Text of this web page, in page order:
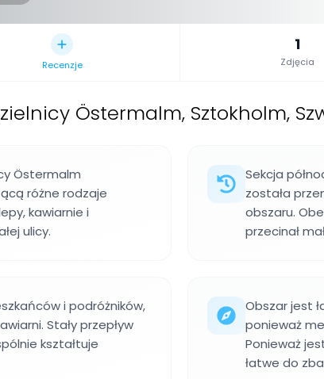
Recenzje
1
Zdjęcia
Östermalm, Sztokholm,
Östermalm
różne rodzaje
kawiarnie i
ulicy.
Sekcja
została
obszaru.
przecinał
i podróżników,
Stały przepływ
kształtuje
Obszar jest
ponieważ
Ponieważ
łatwe do